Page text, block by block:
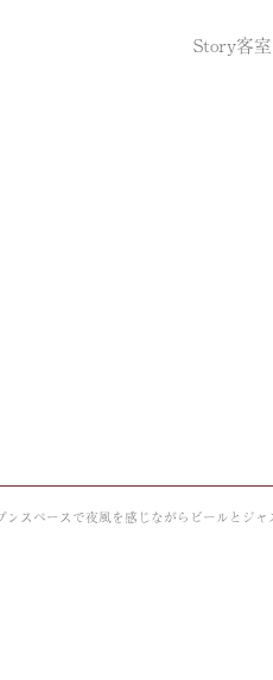
Story客室
ンスペースで夜風を感じながらビールとジ